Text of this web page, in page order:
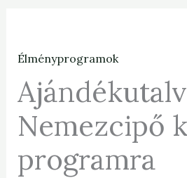
Élményprogramok
Nemezcipő
programra
Nemezcipő
készítő
programra
mennyiség